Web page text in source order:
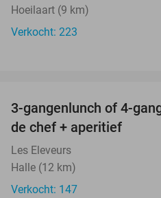
Hoeilaart (9 km)
Verkocht: 223
3-gangenlunch of 4-
de chef + aperitief
Les Eleveurs
Halle (12 km)
Verkocht: 147